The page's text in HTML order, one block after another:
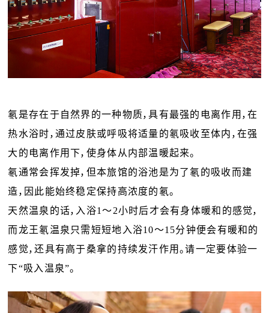
氡是存在于自然界的一种物质，具有最强的电离作用，在
热水浴时，通过皮肤或呼吸将适量的氡吸收至体内，在强
大的电离作用下，使身体从内部温暖起来。
氡通常会挥发掉，但本旅馆的浴池是为了氡的吸收而建
造，因此能始终稳定保持高浓度的氡。
天然温泉的话，入浴1～2小时后才会有身体暖和的感觉，
而龙王氡温泉只需短短地入浴10～15分钟便会有暖和的
感觉，还具有高于桑拿的持续发汗作用。请一定要体验一
下“吸入温泉”。